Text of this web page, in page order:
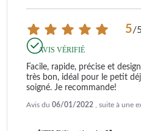
5/
AVIS VÉRIFIÉ
Facile, rapide, précise et
très bon, idéal pour le petit
soigné. Je recommande!
Avis du 06/01/2022 , suite à une